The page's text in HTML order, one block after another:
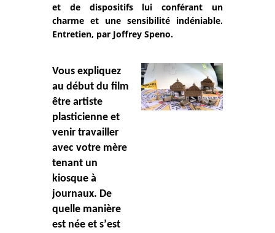
et de dispositifs lui conférant un
charme et une sensibilité indéniable.
Entretien, par Joffrey Speno.
Vous expliquez
au début du film
être artiste
plasticienne et
venir travailler
avec votre mère
tenant un
kiosque à
journaux. De
quelle manière
est née et s’est